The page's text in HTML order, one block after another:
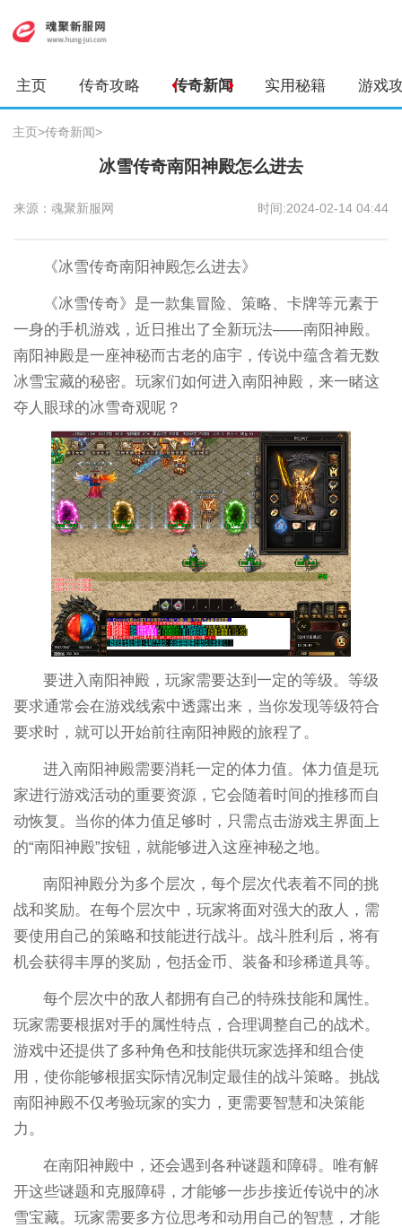
主页 传奇攻略 传奇新闻 实用秘籍 游戏
主页>传奇新闻>
冰雪传奇南阳神殿怎么进去
来源：魂聚新服网 时间:2024-02-14 04:44
《冰雪传奇南阳神殿怎么进去》
《冰雪传奇》是一款集冒险、策略、卡牌等元素于
一身的手机游戏，近日推出了全新玩法——南阳神殿。
南阳神殿是一座神秘而古老的庙宇，传说中蕴含着无数
冰雪宝藏的秘密。玩家们如何进入南阳神殿，来一睹这
夺人眼球的冰雪奇观呢？
要进入南阳神殿，玩家需要达到一定的等级。等级
要求通常会在游戏线索中透露出来，当你发现等级符合
要求时，就可以开始前往南阳神殿的旅程了。
进入南阳神殿需要消耗一定的体力值。体力值是玩
家进行游戏活动的重要资源，它会随着时间的推移而自
动恢复。当你的体力值足够时，只需点击游戏主界面上
的“南阳神殿”按钮，就能够进入这座神秘之地。
南阳神殿分为多个层次，每个层次代表着不同的挑
战和奖励。在每个层次中，玩家将面对强大的敌人，需
要使用自己的策略和技能进行战斗。战斗胜利后，将有
机会获得丰厚的奖励，包括金币、装备和珍稀道具等。
每个层次中的敌人都拥有自己的特殊技能和属性。
玩家需要根据对手的属性特点，合理调整自己的战术。
游戏中还提供了多种角色和技能供玩家选择和组合使
用，使你能够根据实际情况制定最佳的战斗策略。挑战
南阳神殿不仅考验玩家的实力，更需要智慧和决策能
力。
在南阳神殿中，还会遇到各种谜题和障碍。唯有解
开这些谜题和克服障碍，才能够一步步接近传说中的冰
雪宝藏。玩家需要多方位思考和动用自己的智慧，才能